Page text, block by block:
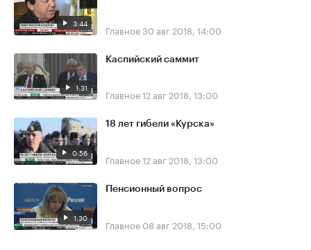
3:44 Главное30 авг 2018, 14:00
1:31
Каспийский саммит
Главное12 авг 2018, 13:00
0:56
18 лет гибели «Курска»
Главное12 авг 2018, 13:00
1:30
Пенсионный вопрос
Главное 08 авг 2018, 15:00